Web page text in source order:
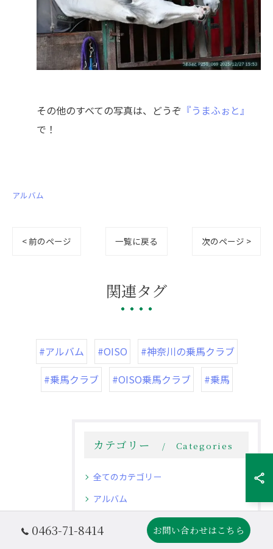
その他のすべての写真は、どうぞ 『うまふぉと』
で！
アルバム
< 前のページ 一覧に戻る 次のページ >
関連タグ
#アルバム #OISO
#神奈川の乗馬クラブ
#乗馬クラブ
#OISO乗馬クラブ #乗馬
カテゴリー Categories
全てのカテゴリー
アルバム
0463-71-8414 お問い合わせはこちら